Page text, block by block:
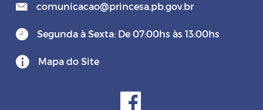
comunicacao@princesa.pb.gov.br
Segunda à Sexta: De 07:00hs às 13:00hs
Mapa do Site